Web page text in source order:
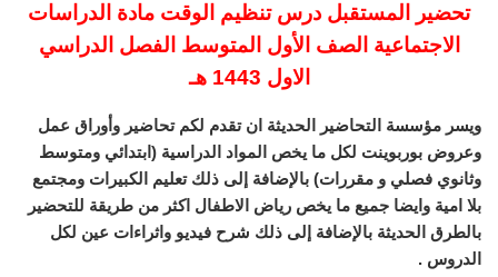
تحضير المستقبل درس تنظيم الوقت مادة الدراسات
الاجتماعية الصف الأول المتوسط الفصل الدراسي
الاول 1443 هـ
ويسر مؤسسة التحاضير الحديثة ان تقدم لكم تحاضير وأوراق عمل
وعروض بوربوينت لكل ما يخص المواد الدراسية (ابتدائي ومتوسط
وثانوي فصلي و مقررات) بالإضافة إلى ذلك تعليم الكبيرات ومجتمع
بلا امية وايضا جميع ما يخص رياض الاطفال اكثر من طريقة للتحضير
بالطرق الحديثة بالإضافة إلى ذلك شرح فيديو واثراءات عين لكل
الدروس .